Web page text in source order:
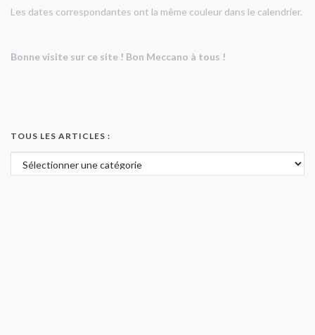
Les dates correspondantes ont la même couleur dans le calendrier.
Bonne visite sur ce site ! Bon Meccano à tous !
TOUS LES ARTICLES :
Tous les articles :